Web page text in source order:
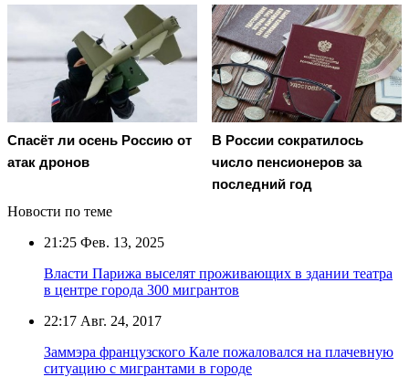
Спасёт ли осень Россию от
атак дронов
В России сократилось
число пенсионеров за
последний год
Новости по теме
21:25 Фев. 13, 2025
Власти Парижа выселят проживающих в здании театра
в центре города 300 мигрантов
22:17 Авг. 24, 2017
Заммэра французского Кале пожаловался на плачевную
ситуацию с мигрантами в городе